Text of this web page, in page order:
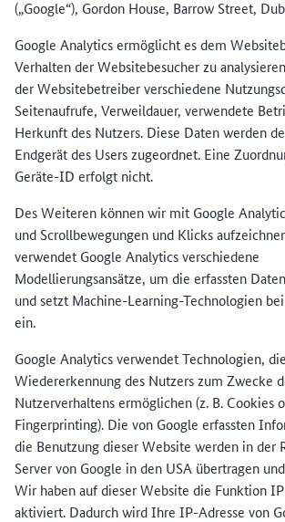
(„Google“), Gordon House, Barrow Street,
Google Analytics ermöglicht es dem
Verhalten der Websitebesucher zu
der Websitebetreiber verschiedene
Seitenaufrufe, Verweildauer, verwendete
Herkunft des Nutzers. Diese Daten werden
Endgerät des Users zugeordnet. Eine
Geräte-ID erfolgt nicht.
Des Weiteren können wir mit Google
und Scrollbewegungen und Klicks
verwendet Google Analytics verschiedene
Modellierungsansätze, um die erfassten
und setzt Machine-Learning-Technologien
ein.
Google Analytics verwendet Technologien,
Wiedererkennung des Nutzers zum Zwecke
Nutzerverhaltens ermöglichen (z. B. Cookies
Fingerprinting). Die von Google erfassten
die Benutzung dieser Website werden in der
Server von Google in den USA übertragen
Wir haben auf dieser Website die Funktion
aktiviert. Dadurch wird Ihre IP-Adresse von